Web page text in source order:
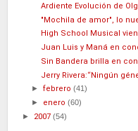
Ardiente Evolución de
"Mochila de amor", lo
High School Musical
Juan Luis y Maná en
Sin Bandera brilla en
Jerry Rivera:“Ningún
►febrero(41)
► enero(60)
► 2007 (54)